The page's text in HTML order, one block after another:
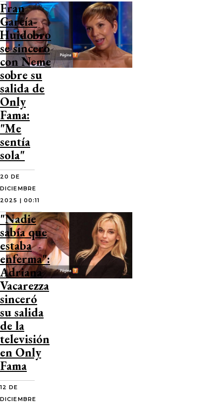
Fran
García-
Huidobro
se sinceró
con Neme
sobre su
salida de
Only
Fama:
"Me
sentía
sola"
20 DE
DICIEMBRE
2025 | 00:11
"Nadie
sabía que
estaba
enferma":
Adriana
Vacarezza
sinceró
su salida
de la
televisión
en Only
Fama
12 DE
DICIEMBRE